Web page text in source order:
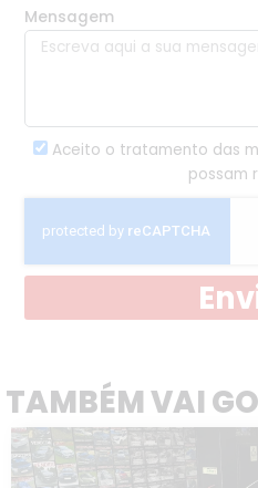
Mensagem
Aceito o tratamento das
possam
TAMBÉM VAI